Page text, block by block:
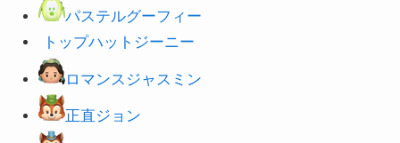
パステルグーフィー
トップハットジーニー
ロマンスジャスミン
正直ジョン